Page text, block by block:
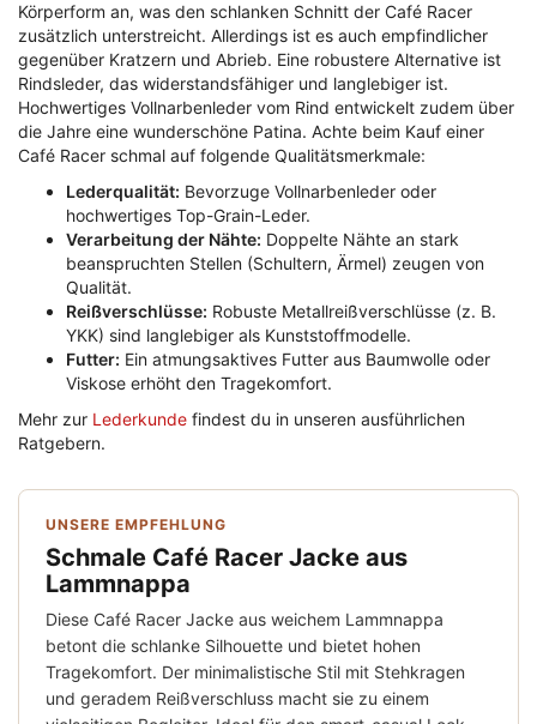
Körperform an, was den schlanken Schnitt der Café Racer
zusätzlich unterstreicht. Allerdings ist es auch empfindlicher
gegenüber Kratzern und Abrieb. Eine robustere Alternative ist
Rindsleder, das widerstandsfähiger und langlebiger ist.
Hochwertiges Vollnarbenleder vom Rind entwickelt zudem über
die Jahre eine wunderschöne Patina. Achte beim Kauf einer
Café Racer schmal auf folgende Qualitätsmerkmale:
Lederqualität: Bevorzuge Vollnarbenleder oder
hochwertiges Top-Grain-Leder.
Verarbeitung der Nähte: Doppelte Nähte an stark
beanspruchten Stellen (Schultern, Ärmel) zeugen von
Qualität.
Reißverschlüsse: Robuste Metallreißverschlüsse (z. B.
YKK) sind langlebiger als Kunststoffmodelle.
Futter: Ein atmungsaktives Futter aus Baumwolle oder
Viskose erhöht den Tragekomfort.
Mehr zur Lederkunde findest du in unseren ausführlichen
Ratgebern.
UNSERE EMPFEHLUNG
Schmale Café Racer Jacke aus
Lammnappa
Diese Café Racer Jacke aus weichem Lammnappa
betont die schlanke Silhouette und bietet hohen
Tragekomfort. Der minimalistische Stil mit Stehkragen
und geradem Reißverschluss macht sie zu einem